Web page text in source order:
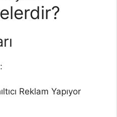
Reklam Yapıyor